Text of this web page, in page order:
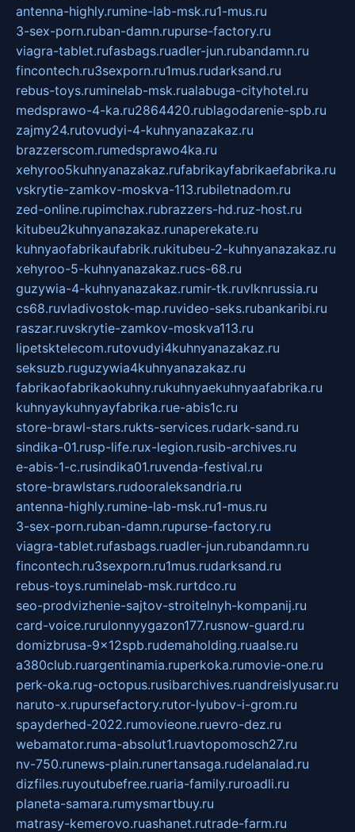
antenna-highly.rumine-lab-msk.ru1-mus.ru
3-sex-porn.ruban-damn.rupurse-factory.ru
viagra-tablet.rufasbags.ruadler-jun.rubandamn.ru
fincontech.ru3sexporn.ru1mus.rudarksand.ru
rebus-toys.ruminelab-msk.rualabuga-cityhotel.ru
medsprawo-4-ka.ru2864420.rublagodarenie-spb.ru
zajmy24.rutovudyi-4-kuhnyanazakaz.ru
brazzerscom.rumedsprawo4ka.ru
xehyroo5kuhnyanazakaz.rufabrikayfabrikaefabrika.ru
vskrytie-zamkov-moskva-113.rubiletnadom.ru
zed-online.rupimchax.rubrazzers-hd.ruz-host.ru
kitubeu2kuhnyanazakaz.runaperekate.ru
kuhnyaofabrikaufabrik.rukitubeu-2-kuhnyanazakaz.ru
xehyroo-5-kuhnyanazakaz.rucs-68.ru
guzywia-4-kuhnyanazakaz.rumir-tk.ruvlknrussia.ru
cs68.ruvladivostok-map.ruvideo-seks.rubankaribi.ru
raszar.ruvskrytie-zamkov-moskva113.ru
lipetsktelecom.rutovudyi4kuhnyanazakaz.ru
seksuzb.ruguzywia4kuhnyanazakaz.ru
fabrikaofabrikaokuhny.rukuhnyaekuhnyaafabrika.ru
kuhnyaykuhnyayfabrika.rue-abis1c.ru
store-brawl-stars.rukts-services.rudark-sand.ru
sindika-01.rusp-life.rux-legion.rusib-archives.ru
e-abis-1-c.rusindika01.ruvenda-festival.ru
store-brawlstars.rudooraleksandria.ru
antenna-highly.rumine-lab-msk.ru1-mus.ru
3-sex-porn.ruban-damn.rupurse-factory.ru
viagra-tablet.rufasbags.ruadler-jun.rubandamn.ru
fincontech.ru3sexporn.ru1mus.rudarksand.ru
rebus-toys.ruminelab-msk.rurtdco.ru
seo-prodvizhenie-sajtov-stroitelnyh-kompanij.ru
card-voice.rurulonnyygazon177.rusnow-guard.ru
domizbrusa-9x12spb.rudemaholding.ruaalse.ru
a380club.ruargentinamia.ruperkoka.rumovie-one.ru
perk-oka.rug-octopus.rusibarchives.ruandreislyusar.ru
naruto-x.rupursefactory.rutor-lyubov-i-grom.ru
spayderhed-2022.rumovieone.ruevro-dez.ru
webamator.ruma-absolut1.ruavtopomosch27.ru
nv-750.runews-plain.runertansaga.rudelanalad.ru
dizfiles.ruyoutubefree.ruaria-family.ruroadli.ru
planeta-samara.rumysmartbuy.ru
matrasy-kemerovo.ruashanet.rutrade-farm.ru